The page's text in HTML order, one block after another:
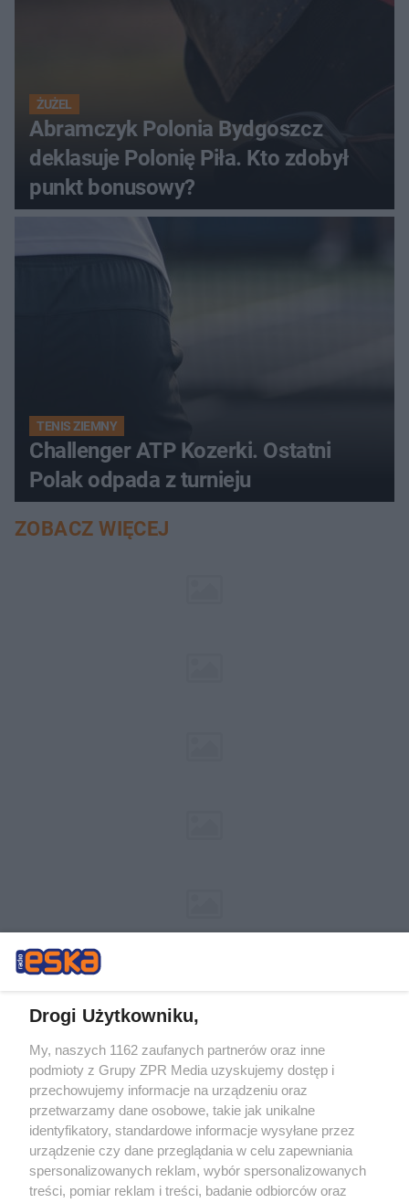
ŻUŻEL
Abramczyk Polonia Bydgoszcz
deklasuje Polonię Piła. Kto zdobył
punkt bonusowy?
TENIS ZIEMNY
Challenger ATP Kozerki. Ostatni
Polak odpada z turnieju
ZOBACZ WIĘCEJ
Żaden utwór zamieszczony w serwisie nie może być powielany i
rozpowszechniany lub dalej rozpowszechniany w jakikolwiek sposób (w
tym także elektroniczny lub mechaniczny) na jakimkolwiek polu
eksploatacji w jakiejkolwiek formie, włącznie z umieszczaniem w
Internecie bez pisemnej zgody właściciela praw. Jakiekolwiek użycie lub
wykorzystanie utworów w całości lub w części z naruszeniem prawa,
tzn. bez właściwej zgody, jest zabronione pod groźbą kary i może być
ścigane prawnie.
Drogi Użytkowniku,
My, naszych 1162 zaufanych partnerów oraz inne
podmioty z Grupy ZPR Media uzyskujemy dostęp i
przechowujemy informacje na urządzeniu oraz
przetwarzamy dane osobowe, takie jak unikalne
identyfikatory, standardowe informacje wysyłane przez
urządzenie czy dane przeglądania w celu zapewniania
spersonalizowanych reklam, wybór spersonalizowanych
treści, pomiar reklam i treści, badanie odbiorców oraz